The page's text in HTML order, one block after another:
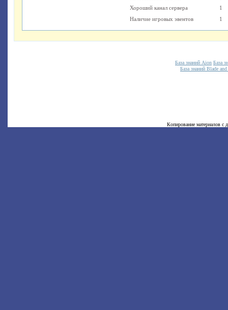
Хороший канал сервера
1
Наличие игровых эвентов
1
База знаний Aion База
База знаний Blade
Копирование материалов с